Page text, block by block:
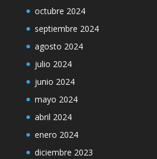
octubre 2024
septiembre 2024
agosto 2024
julio 2024
junio 2024
mayo 2024
abril 2024
enero 2024
diciembre 2023